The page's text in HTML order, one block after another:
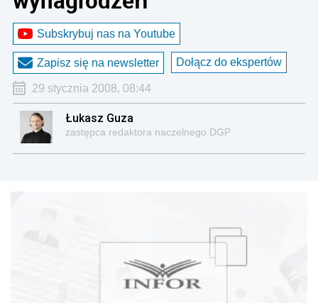
Subskrybuj nas na Youtube
Zapisz się na newsletter Dołącz do ekspertów
29 stycznia 2008, 08:44
Łukasz Guza
zastępca redaktora naczelnego DGP